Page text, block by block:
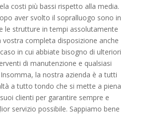
costi più bassi rispetto alla media.
aver svolto il sopralluogo sono in
le strutture in tempi assolutamente
vostra completa disposizione anche
in cui abbiate bisogno di ulteriori
di manutenzione e qualsiasi
la nostra azienda è a tutti
a tutto tondo che si mette a piena
clienti per garantire sempre e
servizio possibile. Sappiamo bene